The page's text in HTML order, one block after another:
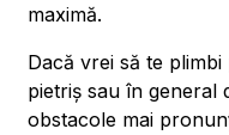
maximă.
Dacă vrei să te
pietriș sau în general
obstacole mai